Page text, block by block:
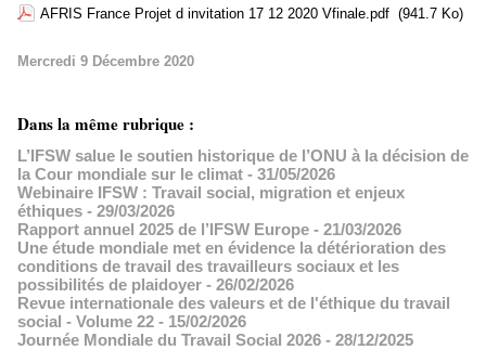
AFRIS France Projet d invitation 17 12 2020 Vfinale.pdf (941.7 Ko)
Mercredi 9 Décembre 2020
Dans la même rubrique :
L’IFSW salue le soutien historique de l’ONU à la décision de
la Cour mondiale sur le climat - 31/05/2026
Webinaire IFSW : Travail social, migration et enjeux
éthiques - 29/03/2026
Rapport annuel 2025 de l’IFSW Europe - 21/03/2026
Une étude mondiale met en évidence la détérioration des
conditions de travail des travailleurs sociaux et les
possibilités de plaidoyer - 26/02/2026
Revue internationale des valeurs et de l'éthique du travail
social - Volume 22 - 15/02/2026
Journée Mondiale du Travail Social 2026 - 28/12/2025